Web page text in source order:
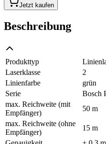
Jetzt kaufen
Beschreibung
Produkttyp
Laserklasse
2
Linienfarbe
grün
Serie
Bosch
max. Reichweite (mit
Empfänger)
50 m
max. Reichweite (ohne
Empfänger)
15 m